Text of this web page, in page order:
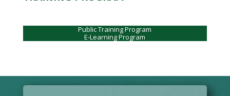
Public Training Program
E-Learning Program